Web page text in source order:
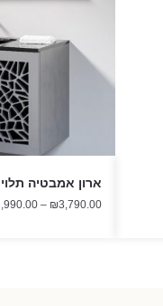
ארון אמבטיה תלוי שרב 60
₪3,790.00
–